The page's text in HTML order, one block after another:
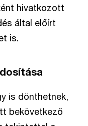
hivatkozott
által előírt
is.
is dönthetnek,
bekövetkező